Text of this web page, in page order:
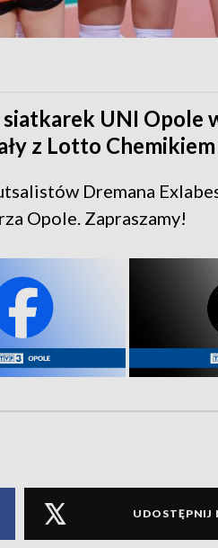
UNI Opole
z Lotto
Dremana
Opole. Zapraszamy!
UDOSTĘPNIJ